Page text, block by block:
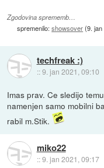
Zgodovina sprememb…
spremenilo:showsover(9.
techfreak :)
::9. jan 2021, 09:10
Imas prav. Ce sledijo
namenjen samo mobilni
rabil m.Stik.
miko22
::9. jan 2021, 09:17